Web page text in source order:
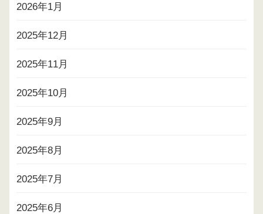
2026年1月
2025年12月
2025年11月
2025年10月
2025年9月
2025年8月
2025年7月
2025年6月